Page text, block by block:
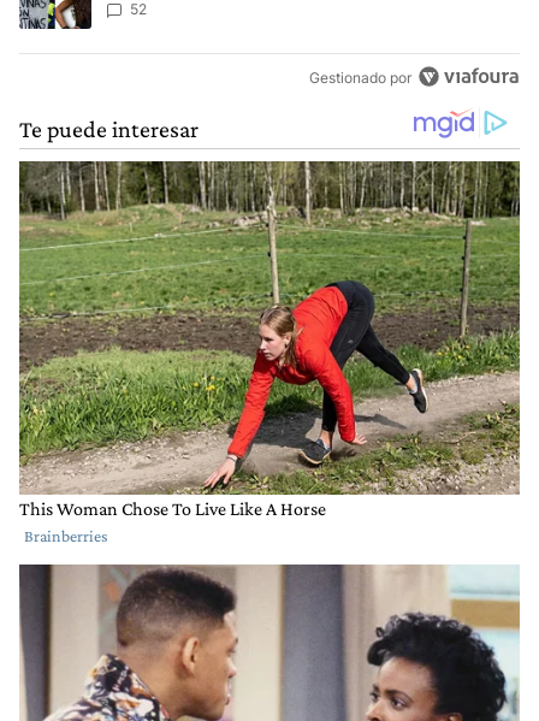
de Malvinas"
52
Gestionado por